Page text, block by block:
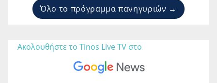
Όλο το πρόγραμμα πανηγυριών →
Ακολουθήστε το Tinos Live TV στο